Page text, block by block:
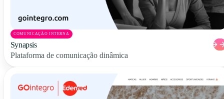
COMUNICAÇÃO INTERNA
Synapsis
Plataforma de comunicação dinâmica